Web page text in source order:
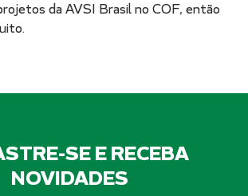
da AVSI Brasil no COF, então
SE E RECEBA
NOVIDADES